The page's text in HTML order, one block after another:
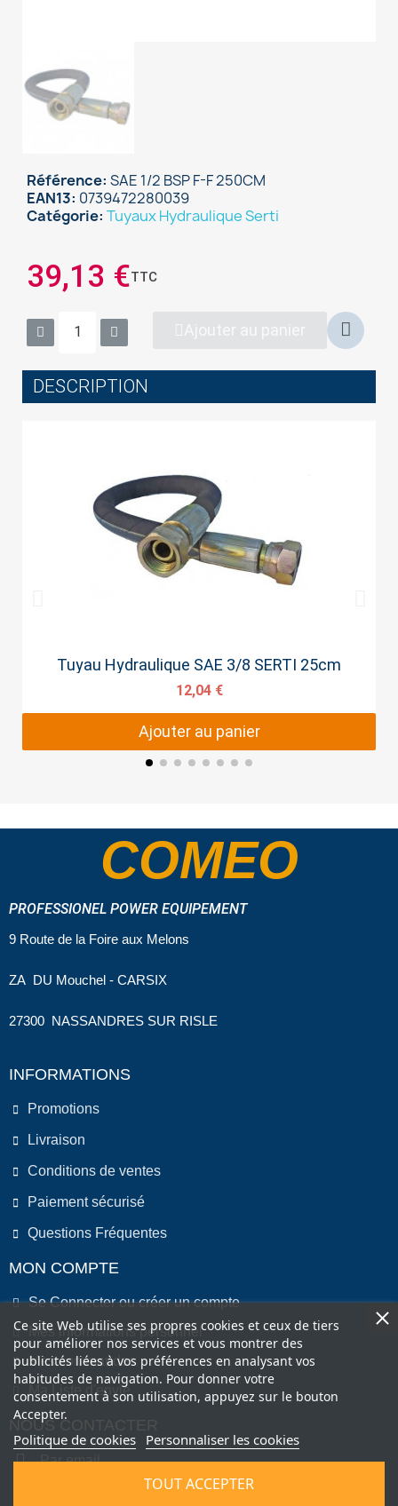
Référence SAE 1/2 BSP F-F 250CM
EAN13 0739472280039
Catégorie Tuyaux Hydraulique Serti
39,13 €TTC
Ajouter au panier
DESCRIPTION
Aperçu rapide
Tuyau Hydraulique SAE 3/8 SERTI 25cm
12,04 €
Ajouter au panier
COMEO
PROFESSIONEL POWER EQUIPEMENT
9 Route de la Foire aux Melons
ZA DU Mouchel - CARSIX
27300 NASSANDRES SUR RISLE
INFORMATIONS
Promotions
Livraison
Conditions de ventes
Paiement sécurisé
Questions Fréquentes
MON COMPTE
Se Connecter ou créer un compte
Mes informations personnel
Mes commandes
Ma Liste d'envie
NOUS CONTACTER
Par email
Ce site Web utilise ses propres cookies et ceux de tiers
pour améliorer nos services et vous montrer des
publicités liées à vos préférences en analysant vos
habitudes de navigation. Pour donner votre
consentement à son utilisation, appuyez sur le bouton
Accepter.
Politique de cookies Personnaliser les cookies
TOUT ACCEPTER
You need to be logged in to save products in your
Cancel